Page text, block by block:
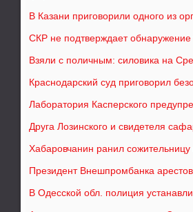
В Казани приговорили одного из
СКР не подтверждает обнаружение
Взяли с поличным: силовика на
Краснодарский суд приговорил
Лаборатория Касперского
Друга Лозинского и свидетеля
Хабаровчанин ранил
Президент Внешпромбанка
В Одесской обл. полиция